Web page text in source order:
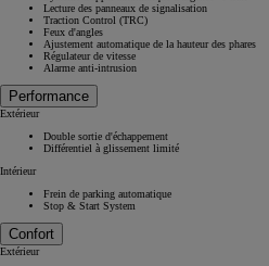
Lecture des panneaux de signalisation
Traction Control (TRC)
Feux d'angles
Ajustement automatique de la hauteur des phares
Régulateur de vitesse
Alarme anti-intrusion
Performance
Extérieur
Double sortie d'échappement
Différentiel à glissement limité
Intérieur
Frein de parking automatique
Stop & Start System
Confort
Extérieur